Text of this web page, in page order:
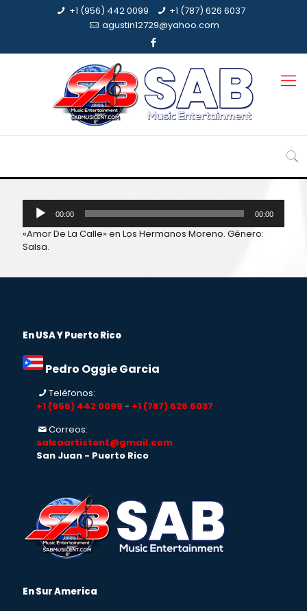
+1 (956) 442 0099
+1 (787) 626 6037
agustin12729@yahoo.com
Reproductor
audio
00:00 00:00
«Amor De La Calle» en Los Hermanos Moreno. Género:
Salsa.
En USA Y Puerto Rico
Pedro Oggie Garcia
Teléfonos:
+1 (956) 442 0099 - +1 (787) 626 6037
Correos:
salsaartistent@gmail.com
San Juan - Puerto Rico
En Sur America